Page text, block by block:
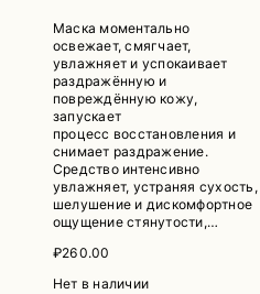
Маска моментально
освежает, смягчает,
увлажняет и успокаивает
раздражённую и
повреждённую кожу,
запускает
процесс восстановления и
снимает раздражение.
Средство интенсивно
увлажняет, устраняя сухость,
шелушение и дискомфортное
ощущение стянутости,…
₽260.00
Нет в наличии